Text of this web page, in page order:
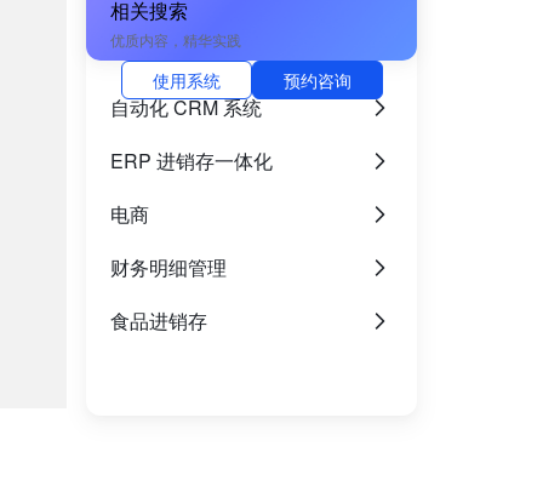
使用系统 预约咨询
相关搜索
优质内容，精华实践
自动化 CRM 系统
ERP 进销存一体化
电商
财务明细管理
食品进销存